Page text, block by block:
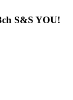
S&S YOU!